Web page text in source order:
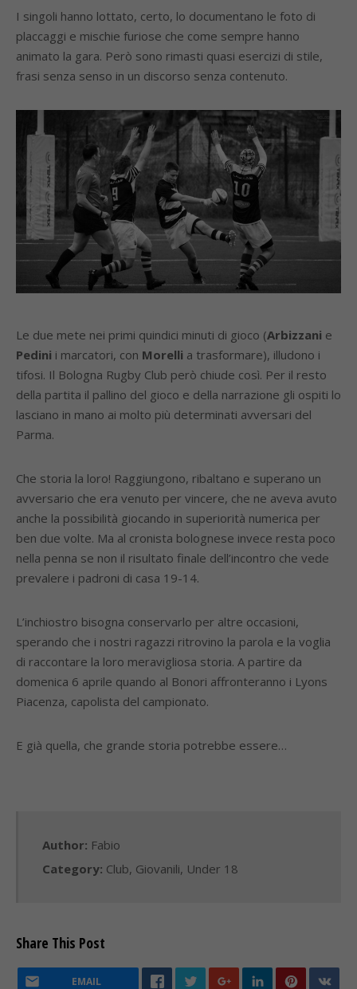
I singoli hanno lottato, certo, lo documentano le foto di
placcaggi e mischie furiose che come sempre hanno
animato la gara. Però sono rimasti quasi esercizi di stile,
frasi senza senso in un discorso senza contenuto.
Le due mete nei primi quindici minuti di gioco (Arbizzani e
Pedini i marcatori, con Morelli a trasformare), illudono i
tifosi. Il Bologna Rugby Club però chiude così. Per il resto
della partita il pallino del gioco e della narrazione gli ospiti lo
lasciano in mano ai molto più determinati avversari del
Parma.
Che storia la loro! Raggiungono, ribaltano e superano un
avversario che era venuto per vincere, che ne aveva avuto
anche la possibilità giocando in superiorità numerica per
ben due volte. Ma al cronista bolognese invece resta poco
nella penna se non il risultato finale dell’incontro che vede
prevalere i padroni di casa 19-14.
L’inchiostro bisogna conservarlo per altre occasioni,
sperando che i nostri ragazzi ritrovino la parola e la voglia
di raccontare la loro meravigliosa storia. A partire da
domenica 6 aprile quando al Bonori affronteranno i Lyons
Piacenza, capolista del campionato.
E già quella, che grande storia potrebbe essere…
Author: Fabio
Category: Club, Giovanili, Under 18
Share This Post
EMAIL